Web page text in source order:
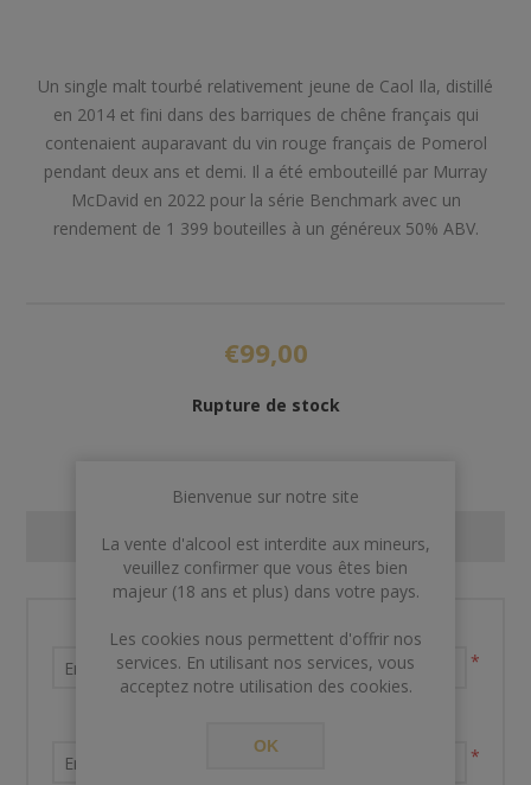
Un single malt tourbé relativement jeune de Caol Ila, distillé
en 2014 et fini dans des barriques de chêne français qui
contenaient auparavant du vin rouge français de Pomerol
pendant deux ans et demi. Il a été embouteillé par Murray
McDavid en 2022 pour la série Benchmark avec un
rendement de 1 399 bouteilles à un généreux 50% ABV.
€99,00
Rupture de stock
CONTACT US
Nom et prénom
*
*
Bienvenue sur notre site
La vente d'alcool est interdite aux mineurs,
veuillez confirmer que vous êtes bien
majeur (18 ans et plus) dans votre pays.
Les cookies nous permettent d'offrir nos
services. En utilisant nos services, vous
acceptez notre utilisation des cookies.
OK